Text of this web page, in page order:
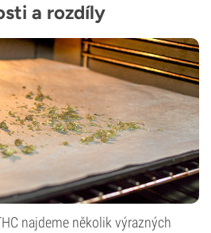
a rozdíly
najdeme několik výrazných